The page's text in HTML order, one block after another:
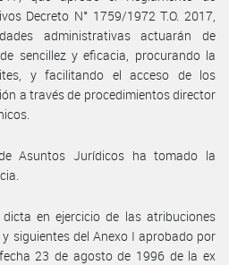
Decreto N° 1759/1972 T.O. 2017,
administrativas actuarán de
sencillez y eficacia, procurando la
y facilitando el acceso de los
a través de procedimientos director
Asuntos Jurídicos ha tomado la
en ejercicio de las atribuciones
siguientes del Anexo I aprobado por
23 de agosto de 1996 de la ex